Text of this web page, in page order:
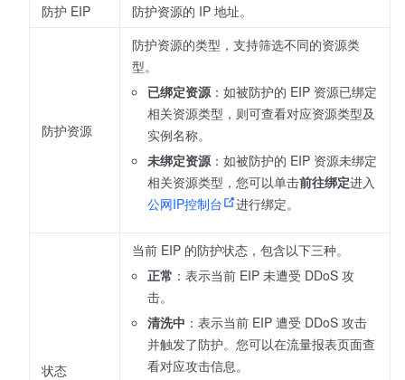
防护 EIP 防护资源的 IP 地址。
防护资源
防护资源的类型，支持筛选不同的资源类
型。
已绑定资源：如被防护的 EIP 资源已绑定
相关资源类型，则可查看对应资源类型及
实例名称。
未绑定资源：如被防护的 EIP 资源未绑定
相关资源类型，您可以单击前往绑定进入
公网IP控制台
进行绑定。
状态
当前 EIP 的防护状态，包含以下三种。
正常 ：表示当前 EIP 未遭受 DDoS 攻
击。
清洗中 ：表示当前 EIP 遭受 DDoS 攻击
并触发了防护。您可以在流量报表页面查
看对应攻击信息。